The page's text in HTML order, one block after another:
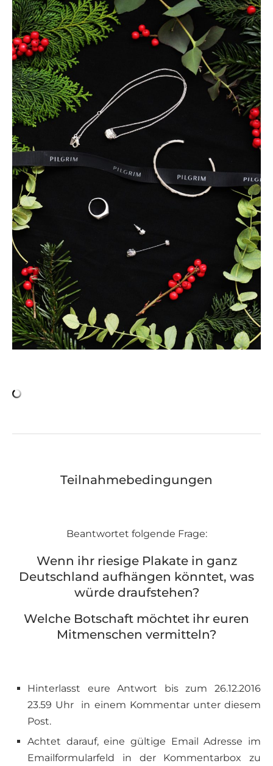
Teilnahmebedingungen
Beantwortet folgende Frage:
Wenn ihr riesige Plakate in ganz
Deutschland aufhängen könntet, was
würde draufstehen?
Welche Botschaft möchtet ihr euren
Mitmenschen vermitteln?
Hinterlasst eure Antwort bis zum 26.12.2016
23.59 Uhr in einem Kommentar unter diesem
Post.
Achtet darauf, eine gültige Email Adresse im
Emailformularfeld in der Kommentarbox zu